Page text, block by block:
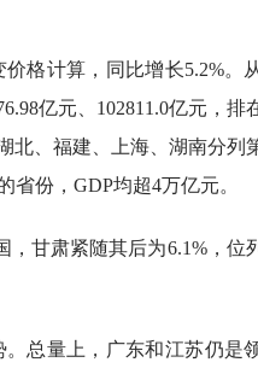
格计算，同比增长5.2%。
亿元、102811.0亿元，排
北、福建、上海、湖南分列
份，GDP均超4万亿元。
，甘肃紧随其后为6.1%，位
总量上，广东和江苏仍是